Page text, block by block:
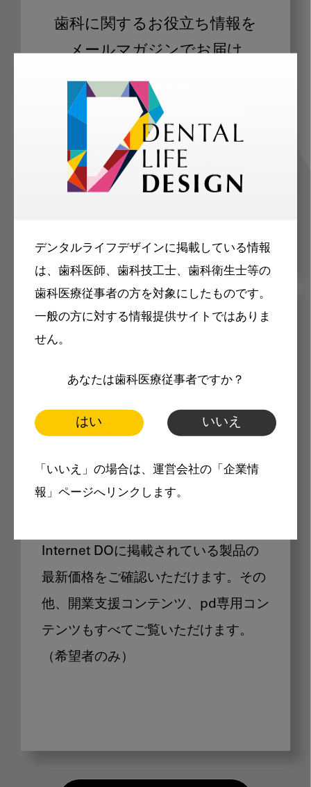
デンタルライフデザインに掲載している情報
は、歯科医師、歯科技工士、歯科衛生士等の
歯科医療従事者の方を対象にしたものです。
一般の方に対する情報提供サイトではありま
せん。
あなたは歯科医療従事者ですか？
はい いいえ
「いいえ」の場合は、運営会社の「企業情
報」ページへリンクします。
歯科に関するお役立ち情報を
メールマガジンでお届け
ご登録いただいた職種（歯科医師、歯
科衛生士、歯科技工士）に合わせた内
容のメールマガジンをお届けします。
メリット
製品価格も閲覧可能
Internet DOに掲載されている製品の
最新価格をご確認いただけます。その
他、開業支援コンテンツ、pd専用コン
テンツもすべてご覧いただけます。
（希望者のみ）